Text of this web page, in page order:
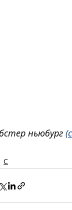
ньюбург
С